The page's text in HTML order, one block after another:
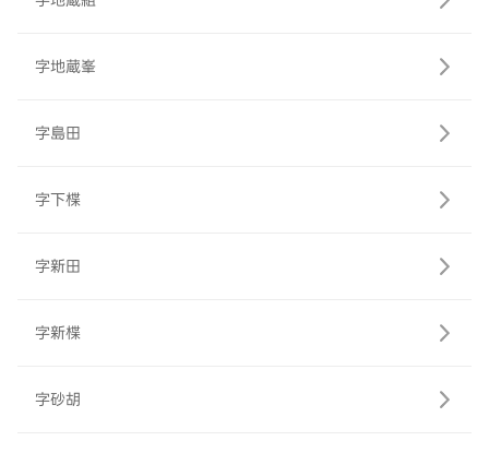
字地蔵峯
字島田
字下楪
字新田
字新楪
字砂胡